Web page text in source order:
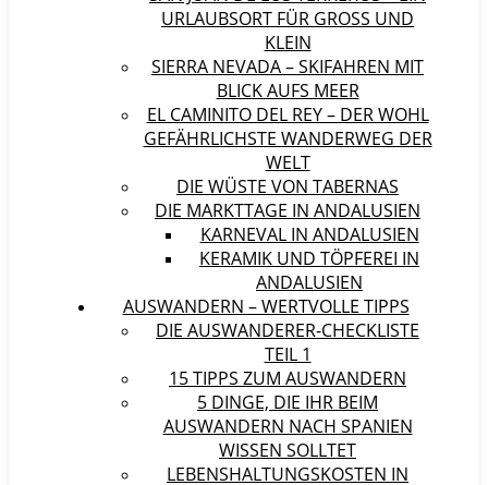
URLAUBSORT FÜR GROSS UND K
LEIN
SIERRA NEVADA – SKIFAHREN MIT
BLICK AUFS MEER
EL CAMINITO DEL REY – DER WOHL
GEFÄHRLICHSTE WANDERWEG DER
WELT
DIE WÜSTE VON TABERNAS
DIE MARKTTAGE IN ANDALUSIEN
KARNEVAL IN ANDALUSIEN
KERAMIK UND TÖPFEREI IN
ANDALUSIEN
AUSWANDERN – WERTVOLLE TIPPS
DIE AUSWANDERER-CHECKLISTE
TEIL 1
15 TIPPS ZUM AUSWANDERN
5 DINGE, DIE IHR BEIM
AUSWANDERN NACH SPANIEN
WISSEN SOLLTET
LEBENSHALTUNGSKOSTEN IN